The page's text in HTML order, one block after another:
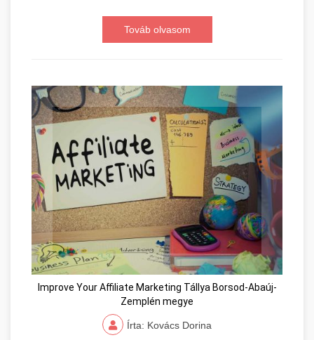
Továb olvasom
Improve Your Affiliate Marketing Tállya Borsod-Abaúj-
Zemplén megye
Írta: Kovács Dorina